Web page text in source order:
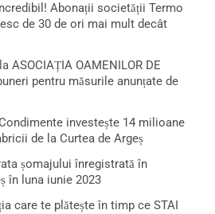
Incredibil! Abonații societății Termo
de 30 de ori mai mult decât
la ASOCIAȚIA OAMENILOR DE
pentru măsurile anunțate de
investește 14 milioane
de la Curtea de Argeș
șomajului înregistrată în
în luna iunie 2023
care te plătește în timp ce STAI